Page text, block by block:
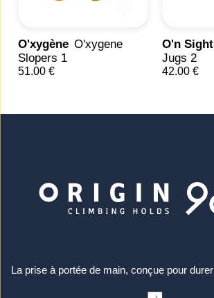
O'xygène O'xygene
Slopers 1
51.00 €
O'n Sight
Jugs 2
42.00 €
La prise à portée de main, conçue pour durer